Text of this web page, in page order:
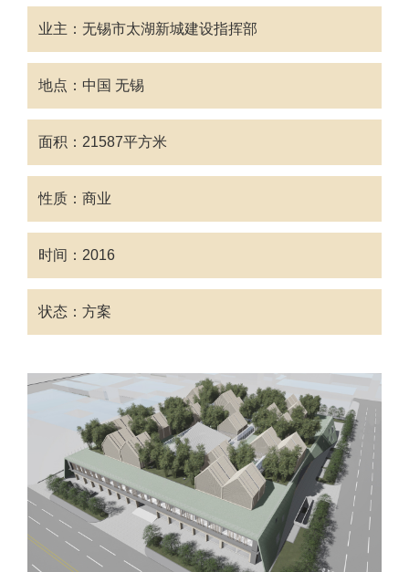
业主：无锡市太湖新城建设指挥部
地点：中国 无锡
面积：21587平方米
性质：商业
时间：2016
状态：方案